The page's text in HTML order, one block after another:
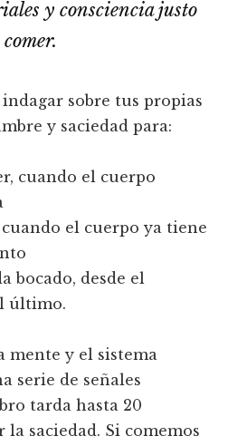
y consciencia justo
sobre tus propias
y saciedad para:
cuando el cuerpo
el cuerpo ya tiene
bocado, desde el
último.
mente y el sistema
serie de señales
tarda hasta 20
saciedad. Si comemos